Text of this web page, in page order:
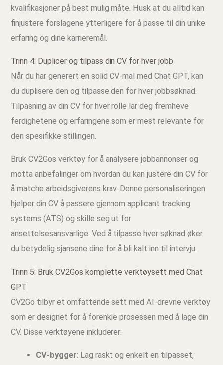
kvalifikasjoner på best mulig måte. Husk at du alltid kan
finjustere forslagene ytterligere for å passe til din unike
erfaring og dine karrieremål.
Trinn 4: Duplicer og tilpass din CV for hver jobb
Når du har generert en solid CV-mal med Chat GPT, kan
du duplisere den og tilpasse den for hver jobbsøknad.
Tilpasning av din CV for hver rolle lar deg fremheve
ferdighetene og erfaringene som er mest relevante for
den spesifikke stillingen.
Bruk CV2Gos verktøy for å analysere jobbannonser og
motta anbefalinger om hvordan du kan justere din CV for
å matche arbeidsgiverens krav. Denne personaliseringen
hjelper din CV å passere gjennom applicant tracking
systems (ATS) og skille seg ut for
ansettelsesansvarlige. Ved å tilpasse hver søknad øker
du betydelig sjansene dine for å bli kalt inn til intervju.
Trinn 5: Bruk CV2Gos komplette verktøysett med Chat
GPT
CV2Go tilbyr et omfattende sett med AI-drevne verktøy
som er designet for å forenkle prosessen med å lage din
CV. Disse verktøyene inkluderer:
CV-bygger: Lag raskt og enkelt en tilpasset,